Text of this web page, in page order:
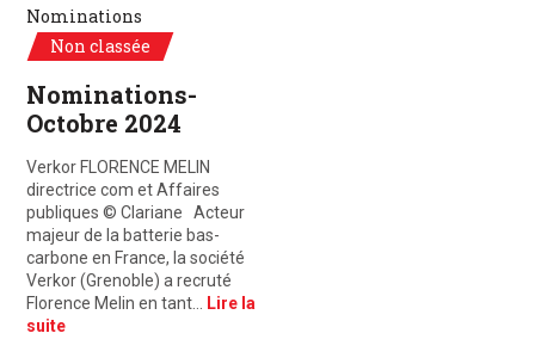
Nominations
Non classée
Nominations-
Octobre 2024
Verkor FLORENCE MELIN
directrice com et Affaires
publiques © Clariane Acteur
majeur de la batterie bas-
carbone en France, la société
Verkor (Grenoble) a recruté
Florence Melin en tant…
Lire la
suite